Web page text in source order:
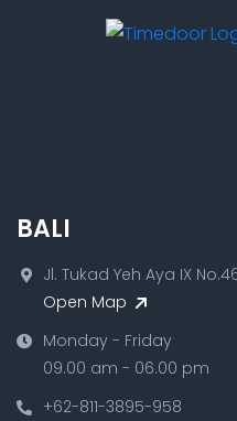
BALI
Jl. Tukad Yeh Aya IX
Open Map
Monday - Friday
09.00 am - 06.00 pm
+62-811-3895-958